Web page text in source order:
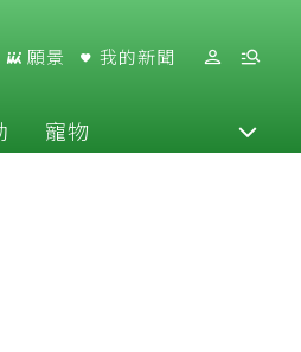
願景 我的新聞
寵物